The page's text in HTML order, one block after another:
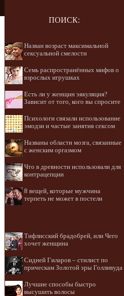
ПОИСК:
Назван возраст максимальной
сексуальной смелости
Семь распространённых мифов о
взрослых игрушках
Есть ли у женщин эякуляция?
Зависит от того, кого вы спросите
Психологи связали использование
эмодзи и частые занятия сексом
Названы области мозга, связанные
с женским оргазмом
Что в древности использовали для
контрацепции
8 вещей, которые мужчина
терпеть не может в постели
Тифлисский брадобрей, или Чего
хочет женщина
Сидней Гиларов – стилист по
прическам Золотой эры Голливуда
Лучшие способы быстро
высушить волосы